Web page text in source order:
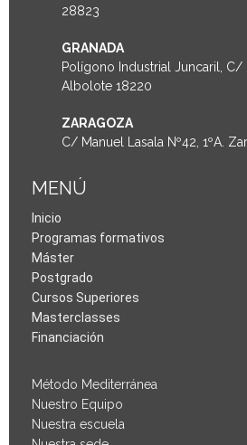
28823
GRANADA
Polígono Industrial Juncaril, C/
Albolote 18220
ZARAGOZA
C/ Manuel Lasala Nº42, 1ºA.
MENÚ
Inicio
Programas formativos
Máster
Postgrado
Cursos Superiores
Masterclasses
Financiación
Método Mediterránea
Nuestro Equipo
Nuestra escuela